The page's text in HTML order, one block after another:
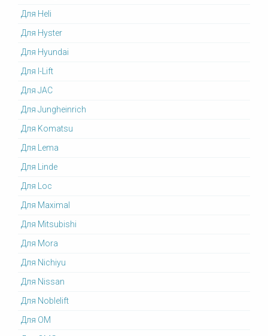
Для Heli
Для Hyster
Для Hyundai
Для I-Lift
Для JAC
Для Jungheinrich
Для Komatsu
Для Lema
Для Linde
Для Loc
Для Maximal
Для Mitsubishi
Для Mora
Для Nichiyu
Для Nissan
Для Noblelift
Для OM